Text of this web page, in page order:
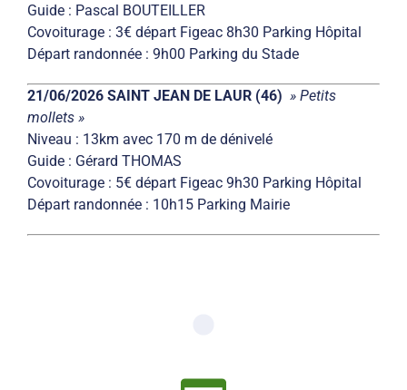
Guide : Pascal BOUTEILLER
Covoiturage : 3€ départ Figeac 8h30 Parking Hôpital
Départ randonnée : 9h00 Parking du Stade
21/06/2026 SAINT JEAN DE LAUR (46) » Petits
mollets »
Niveau : 13km avec 170 m de dénivelé
Guide : Gérard THOMAS
Covoiturage : 5€ départ Figeac 9h30 Parking Hôpital
Départ randonnée : 10h15 Parking Mairie